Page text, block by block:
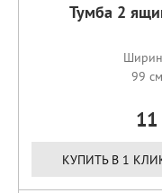
Тумба 2
99
КУПИТЬ В 1